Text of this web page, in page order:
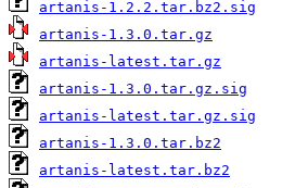
artanis-1.2.2.tar.bz2.sig
artanis-1.3.0.tar.gz
artanis-latest.tar.gz
artanis-1.3.0.tar.gz.sig
artanis-latest.tar.gz.sig
artanis-1.3.0.tar.bz2
artanis-latest.tar.bz2